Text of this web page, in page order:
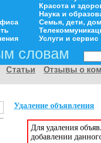
Красота и
Наука и
Семья, дети,
Услуги и сервис
словам
Статьи
Отзывы о
Удаление объявления
Для удаления
добавлении